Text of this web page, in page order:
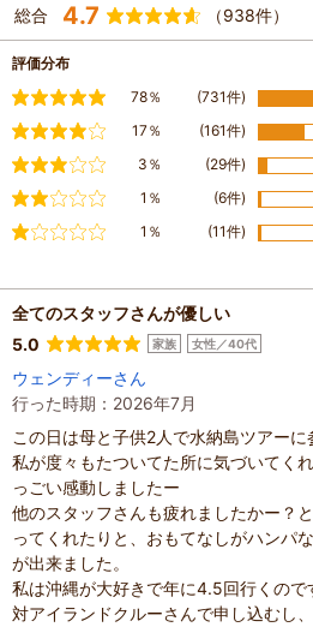
総合 4.7 （938件）
評価分布
満足78％ (731件)
やや満足
17％ (161件)
3％ (29件)
やや不満
1％ (6件)
1％
(11件)
全てのスタッフさんが優しい
5.0
家族 女性／40代
ウェンディーさん
行った時期：2026年7月
この日は母と子供2人で水納島ツアー
私が度々もたついてた所に気づいてく
っごい感動しましたー
他のスタッフさんも疲れましたかー？
ってくれたりと、おもてなしがハンパ
が出来ました。
私は沖縄が大好きで年に4.5回行くの
対アイランドクルーさんで申し込むし